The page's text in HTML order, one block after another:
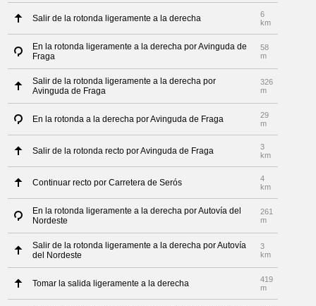
Salir de la rotonda ligeramente a la derecha
6
km
En la rotonda ligeramente a la derecha por Avinguda de
Fraga
58
m
Salir de la rotonda ligeramente a la derecha por
Avinguda de Fraga
326
m
En la rotonda a la derecha por Avinguda de Fraga
29
m
Salir de la rotonda recto por Avinguda de Fraga
3
km
Continuar recto por Carretera de Serós
4
km
En la rotonda ligeramente a la derecha por Autovía del
Nordeste
261
m
Salir de la rotonda ligeramente a la derecha por Autovía
del Nordeste
3
km
Tomar la salida ligeramente a la derecha
419
m